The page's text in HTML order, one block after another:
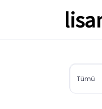
Tümü